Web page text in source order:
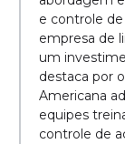
e controle
empresa de
um
destaca por
Americana
equipes
controle de